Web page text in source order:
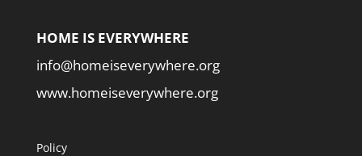
HOME IS EVERYWHERE
info@homeiseverywhere.org
www.homeiseverywhere.org
Policy